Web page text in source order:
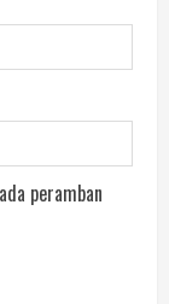
peramban